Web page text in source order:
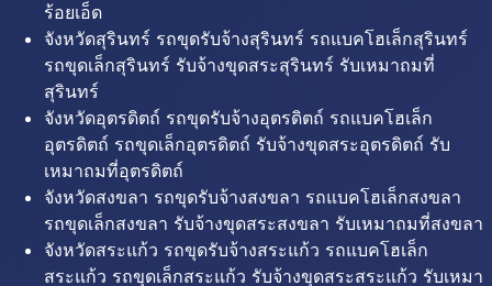
ร้อยเอ็ด
จังหวัดสุรินทร์ รถขุดรับจ้างสุรินทร์ รถแบคโฮเล็กสุรินทร์
รถขุดเล็กสุรินทร์ รับจ้างขุดสระสุรินทร์ รับเหมาถมที่
สุรินทร์
จังหวัดอุตรดิตถ์ รถขุดรับจ้างอุตรดิตถ์ รถแบคโฮเล็ก
อุตรดิตถ์ รถขุดเล็กอุตรดิตถ์ รับจ้างขุดสระอุตรดิตถ์ รับ
เหมาถมที่อุตรดิตถ์
จังหวัดสงขลา รถขุดรับจ้างสงขลา รถแบคโฮเล็กสงขลา
รถขุดเล็กสงขลา รับจ้างขุดสระสงขลา รับเหมาถมที่สงขลา
จังหวัดสระแก้ว รถขุดรับจ้างสระแก้ว รถแบคโฮเล็ก
สระแก้ว รถขุดเล็กสระแก้ว รับจ้างขุดสระสระแก้ว รับเหมา